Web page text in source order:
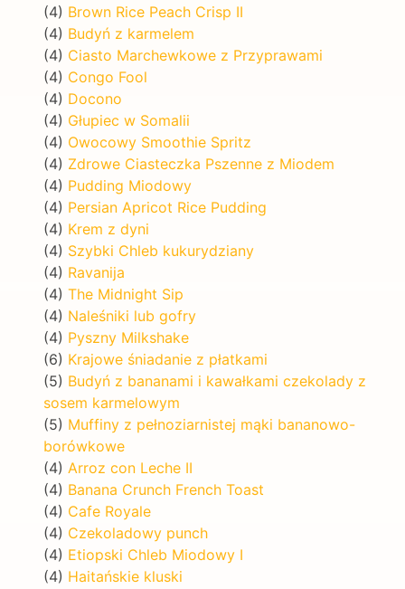
(4) Brown Rice Peach Crisp II
(4) Budyń z karmelem
(4) Ciasto Marchewkowe z Przyprawami
(4) Congo Fool
(4) Docono
(4) Głupiec w Somalii
(4) Owocowy Smoothie Spritz
(4) Zdrowe Ciasteczka Pszenne z Miodem
(4) Pudding Miodowy
(4) Persian Apricot Rice Pudding
(4) Krem z dyni
(4) Szybki Chleb kukurydziany
(4) Ravanija
(4) The Midnight Sip
(4) Naleśniki lub gofry
(4) Pyszny Milkshake
(6) Krajowe śniadanie z płatkami
(5) Budyń z bananami i kawałkami czekolady z
sosem karmelowym
(5) Muffiny z pełnoziarnistej mąki bananowo-
borówkowe
(4) Arroz con Leche II
(4) Banana Crunch French Toast
(4) Cafe Royale
(4) Czekoladowy punch
(4) Etiopski Chleb Miodowy I
(4) Haitańskie kluski